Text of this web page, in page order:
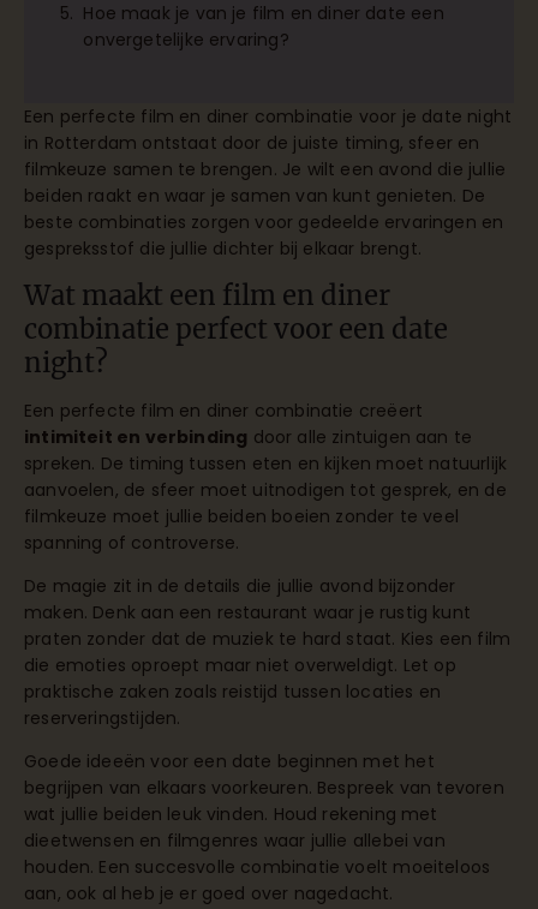
Een perfecte film en diner combinatie voor je date night
in Rotterdam ontstaat door de juiste timing, sfeer en
filmkeuze samen te brengen. Je wilt een avond die jullie
beiden raakt en waar je samen van kunt genieten. De
beste combinaties zorgen voor gedeelde ervaringen en
gespreksstof die jullie dichter bij elkaar brengt.
Wat maakt een film en diner
combinatie perfect voor een date
night?
Een perfecte film en diner combinatie creëert
intimiteit en verbinding door alle zintuigen aan te
spreken. De timing tussen eten en kijken moet natuurlijk
aanvoelen, de sfeer moet uitnodigen tot gesprek, en de
filmkeuze moet jullie beiden boeien zonder te veel
spanning of controverse.
De magie zit in de details die jullie avond bijzonder
maken. Denk aan een restaurant waar je rustig kunt
praten zonder dat de muziek te hard staat. Kies een film
die emoties oproept maar niet overweldigt. Let op
praktische zaken zoals reistijd tussen locaties en
reserveringstijden.
Goede ideeën voor een date beginnen met het
begrijpen van elkaars voorkeuren. Bespreek van tevoren
wat jullie beiden leuk vinden. Houd rekening met
dieetwensen en filmgenres waar jullie allebei van
houden. Een succesvolle combinatie voelt moeiteloos
aan, ook al heb je er goed over nagedacht.
Hoe maak je van je film en diner date een
onvergetelijke ervaring?